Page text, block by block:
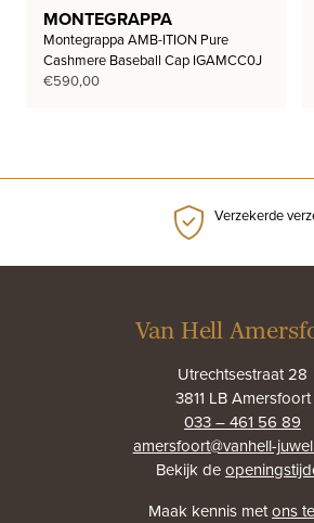
MONTEGRAPPA
Montegrappa AMB-ITION Pure
Cashmere Baseball Cap IGAMCC0J
€590,00
Verzekerde
Van Hell
Utrechtsestraat 28
3811 LB Amersfoort
033 – 461 56 89
amersfoort@vanhell-
Bekijk de
Maak kennis metons